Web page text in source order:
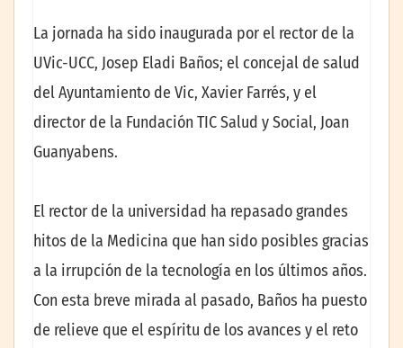
La jornada ha sido inaugurada por el rector de la
UVic-UCC, Josep Eladi Baños; el concejal de salud
del Ayuntamiento de Vic, Xavier Farrés, y el
director de la Fundación TIC Salud y Social, Joan
Guanyabens.
El rector de la universidad ha repasado grandes
hitos de la Medicina que han sido posibles gracias
a la irrupción de la tecnología en los últimos años.
Con esta breve mirada al pasado, Baños ha puesto
de relieve que el espíritu de los avances y el reto